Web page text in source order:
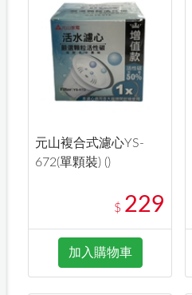
元山複合式濾心YS-
672(單顆裝) ()
$ 229
加入購物車